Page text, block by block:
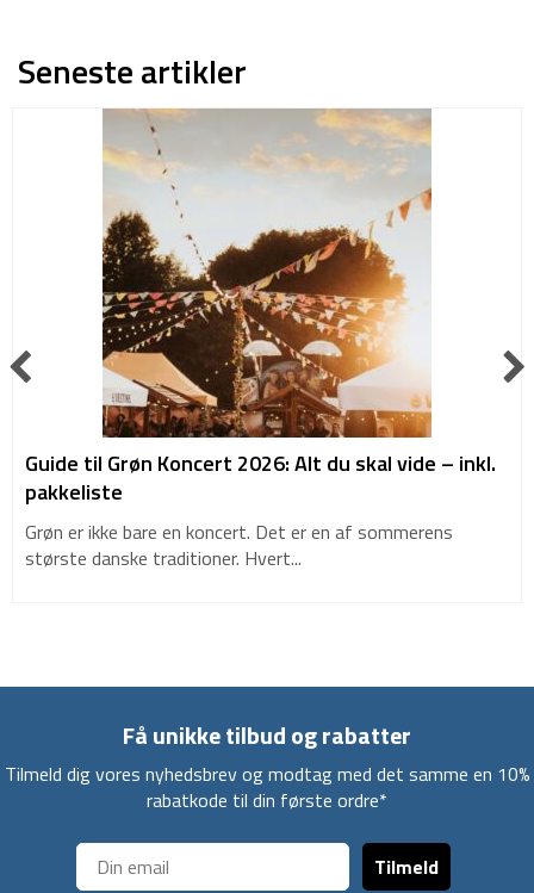
Seneste artikler
Guide til Grøn Koncert 2026: Alt du skal vide – inkl.
pakkeliste
Grøn er ikke bare en koncert. Det er en af sommerens
største danske traditioner. Hvert...
Få unikke tilbud og rabatter
Tilmeld dig vores nyhedsbrev og modtag med det samme en 10%
rabatkode til din første ordre*
Tilmeld